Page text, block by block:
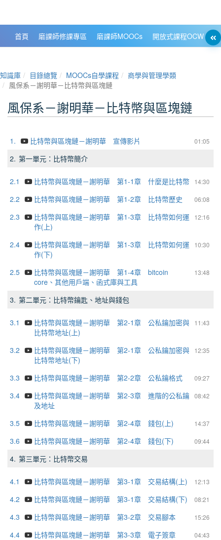
首頁 磨課師修課專區 磨課師MOOCs 開放式課程OCW
知識庫 目錄總覽 MOOCs自學課程
商學與管理學類
風保系－謝明華－比特幣與區塊鏈
風保系－謝明華－比特幣與區塊鏈
1. 01:05
比特幣與區塊鏈－謝明華 宣傳影片
2. 第一單元：比特幣簡介
2.1 14:30
比特幣與區塊鏈－謝明華 第1-1章 什麼是比特幣
2.2
06:08
比特幣與區塊鏈－謝明華 第1-2章 比特幣歷史
2.3
12:16
比特幣與區塊鏈－謝明華 第1-3章 比特幣如何運
作(上)
2.4
10:30
比特幣與區塊鏈－謝明華 第1-3章 比特幣如何運
作(下)
2.5
13:48
比特幣與區塊鏈－謝明華 第1-4章 bitcoin
core、其他用戶端、函式庫與工具
3. 第二單元：比特幣鑰匙、地址與錢包
3.1 11:43
比特幣與區塊鏈－謝明華 第2-1章 公私鑰加密與
比特幣地址(上)
3.2
12:35
比特幣與區塊鏈－謝明華 第2-1章 公私鑰加密與
比特幣地址(下)
3.3
09:27
比特幣與區塊鏈－謝明華 第2-2章 公私鑰格式
3.4
08:42
比特幣與區塊鏈－謝明華 第2-3章 進階的公私鑰
及地址
3.5
14:37
比特幣與區塊鏈－謝明華 第2-4章 錢包(上)
3.6
09:44
比特幣與區塊鏈－謝明華 第2-4章 錢包(下)
4. 第三單元：比特幣交易
4.1 12:13
比特幣與區塊鏈－謝明華 第3-1章 交易結構(上)
4.2
08:21
比特幣與區塊鏈－謝明華 第3-1章 交易結構(下)
4.3
15:26
比特幣與區塊鏈－謝明華 第3-2章 交易腳本
4.4
04:43
比特幣與區塊鏈－謝明華 第3-3章 電子簽章